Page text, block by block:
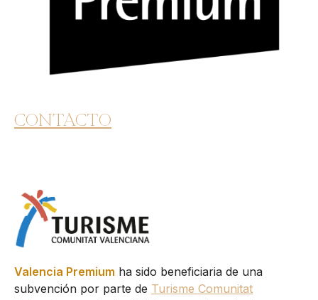
CONTACTO
Valencia Premium ha sido beneficiaria de una
subvención por parte de Turisme Comunitat